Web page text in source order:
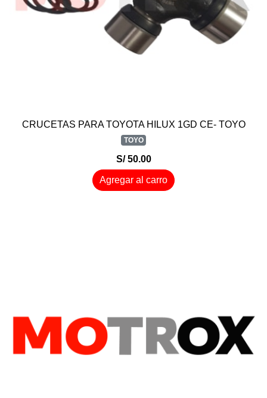
CRUCETAS PARA TOYOTA HILUX 1GD CE- TOYO
TOYO
S/ 50.00
Agregar al carro